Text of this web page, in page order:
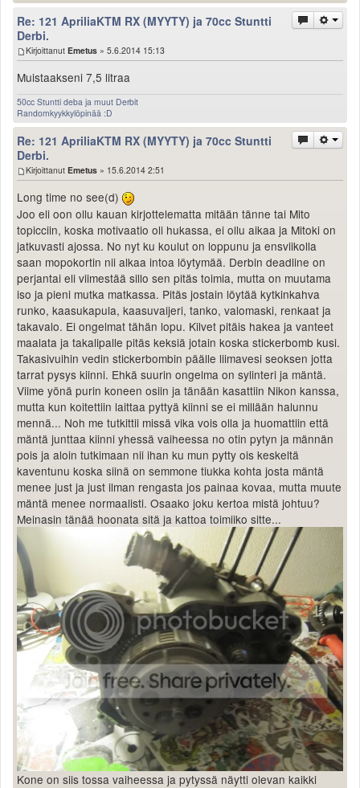
Re: 121 ApriliaKTM RX (MYYTY) ja 70cc Stuntti
Derbi.
Kirjoittanut Emetus » 5.6.2014 15:13
Muistaakseni 7,5 litraa
50cc Stuntti deba ja muut Derbit
Randomkyykkylöpinää :D
Re: 121 ApriliaKTM RX (MYYTY) ja 70cc Stuntti
Derbi.
Kirjoittanut Emetus » 15.6.2014 2:51
Long time no see(d)
Joo eli oon ollu kauan kirjottelematta mitään tänne tai Mito
topicciin, koska motivaatio oli hukassa, ei ollu aikaa ja Mitoki on
jatkuvasti ajossa. No nyt ku koulut on loppunu ja ensviikolla
saan mopokortin nii alkaa intoa löytymää. Derbin deadline on
perjantai eli viimestää sillo sen pitäs toimia, mutta on muutama
iso ja pieni mutka matkassa. Pitäs jostain löytää kytkinkahva
runko, kaasukapula, kaasuvaijeri, tanko, valomaski, renkaat ja
takavalo. Ei ongelmat tähän lopu. Kilvet pitäis hakea ja vanteet
maalata ja takalipalle pitäs keksiä jotain koska stickerbomb kusi.
Takasivuihin vedin stickerbombin päälle liimavesi seoksen jotta
tarrat pysys kiinni. Ehkä suurin ongelma on sylinteri ja mäntä.
Viime yönä purin koneen osiin ja tänään kasattiin Nikon kanssa,
mutta kun koitettiin laittaa pyttyä kiinni se ei millään halunnu
mennä... Noh me tutkittii missä vika vois olla ja huomattiin että
mäntä junttaa kiinni yhessä vaiheessa no otin pytyn ja männän
pois ja aloin tutkimaan nii ihan ku mun pytty ois keskeltä
kaventunu koska siinä on semmone tiukka kohta josta mäntä
menee just ja just ilman rengasta jos painaa kovaa, mutta muute
mäntä menee normaalisti. Osaako joku kertoa mistä johtuu?
Meinasin tänää hoonata sitä ja kattoa toimiiko sitte...
Kone on siis tossa vaiheessa ja pytyssä näytti olevan kaikki